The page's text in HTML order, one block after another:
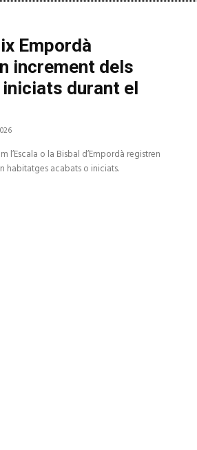
Empordà
increment dels
durant el
l’Escala o la Bisbal d’Empordà registren
habitatges acabats o iniciats.